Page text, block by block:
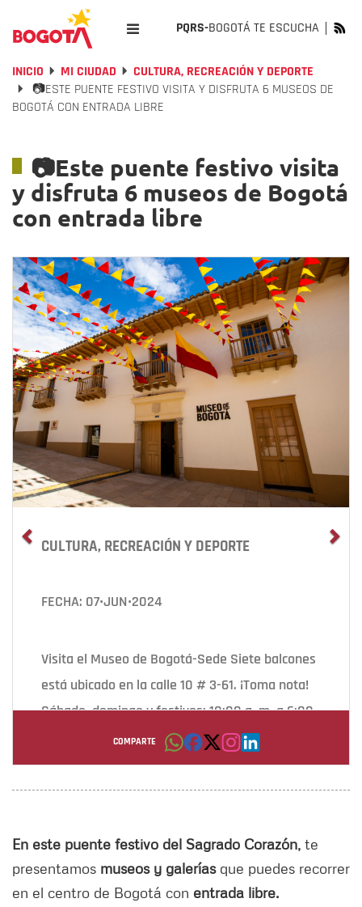
PQRS-BOGOTÁ TE ESCUCHA
INICIO MI CIUDAD
CULTURA, RECREACIÓN Y DEPORTE
📷ESTE PUENTE FESTIVO VISITA Y DISFRUTA 6 MUSEOS DE
BOGOTÁ CON ENTRADA LIBRE
📷Este puente festivo visita
y disfruta 6 museos de Bogotá
con entrada libre
CULTURA, RECREACIÓN Y DEPORTE
FECHA: 07•JUN•2024
Visita el Museo de Bogotá-Sede Siete balcones
está ubicado en la calle 10 # 3-61. ¡Toma nota!
Sábado, domingo y festivos: 10:00 a. m. a 6:00
Por: Estefania Almonacid Velosa
COMPARTE
Previous
En este puente festivo del Sagrado Corazón, te
presentamos museos y galeríasque puedes recorrer
en el centro de Bogotá con entrada libre.